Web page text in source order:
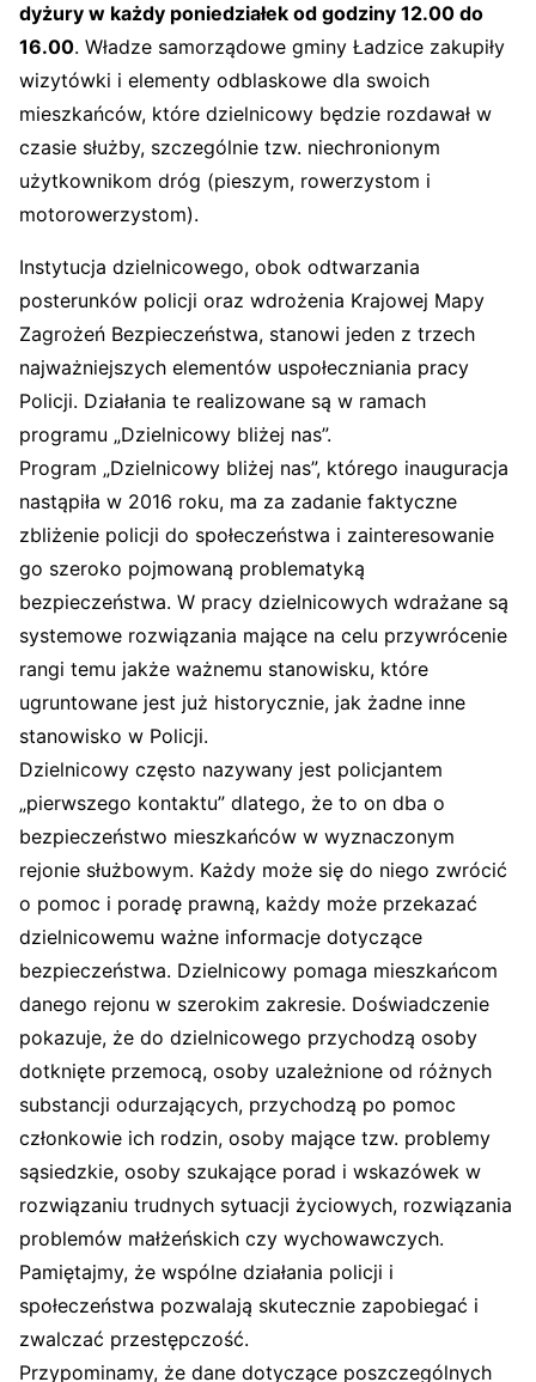
dyżury w każdy poniedziałek od godziny 12.00 do
16.00. Władze samorządowe gminy Ładzice zakupiły
wizytówki i elementy odblaskowe dla swoich
mieszkańców, które dzielnicowy będzie rozdawał w
czasie służby, szczególnie tzw. niechronionym
użytkownikom dróg (pieszym, rowerzystom i
motorowerzystom).
Instytucja dzielnicowego, obok odtwarzania
posterunków policji oraz wdrożenia Krajowej Mapy
Zagrożeń Bezpieczeństwa, stanowi jeden z trzech
najważniejszych elementów uspołeczniania pracy
Policji. Działania te realizowane są w ramach
programu „Dzielnicowy bliżej nas”.
Program „Dzielnicowy bliżej nas”, którego inauguracja
nastąpiła w 2016 roku, ma za zadanie faktyczne
zbliżenie policji do społeczeństwa i zainteresowanie
go szeroko pojmowaną problematyką
bezpieczeństwa. W pracy dzielnicowych wdrażane są
systemowe rozwiązania mające na celu przywrócenie
rangi temu jakże ważnemu stanowisku, które
ugruntowane jest już historycznie, jak żadne inne
stanowisko w Policji.
Dzielnicowy często nazywany jest policjantem
„pierwszego kontaktu” dlatego, że to on dba o
bezpieczeństwo mieszkańców w wyznaczonym
rejonie służbowym. Każdy może się do niego zwrócić
o pomoc i poradę prawną, każdy może przekazać
dzielnicowemu ważne informacje dotyczące
bezpieczeństwa. Dzielnicowy pomaga mieszkańcom
danego rejonu w szerokim zakresie. Doświadczenie
pokazuje, że do dzielnicowego przychodzą osoby
dotknięte przemocą, osoby uzależnione od różnych
substancji odurzających, przychodzą po pomoc
członkowie ich rodzin, osoby mające tzw. problemy
sąsiedzkie, osoby szukające porad i wskazówek w
rozwiązaniu trudnych sytuacji życiowych, rozwiązania
problemów małżeńskich czy wychowawczych.
Pamiętajmy, że wspólne działania policji i
społeczeństwa pozwalają skutecznie zapobiegać i
zwalczać przestępczość.
Przypominamy, że dane dotyczące poszczególnych